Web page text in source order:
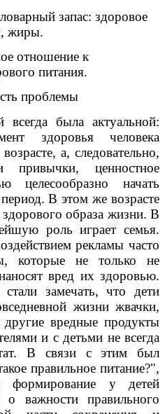
запас: здоровое
жиры.
отношение к
питания.
проблемы
всегда была актуальной:
здоровья человека
а, следовательно,
привычки, ценностное
целесообразно начать
В этом же возрасте
образа жизни. В
роль играет семья.
рекламы часто
которые не только не
вред их здоровью.
замечать, что дети
жизни жвачки,
вредные продукты
и с детьми не всегда
В связи с этим был
правильное питание?",
формирование у детей
о важности правильного